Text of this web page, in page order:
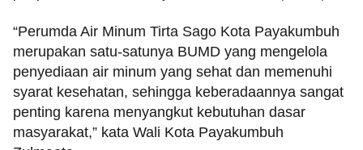
“Perumda Air Minum Tirta Sago Kota Payakumbuh
merupakan satu-satunya BUMD yang mengelola
penyediaan air minum yang sehat dan memenuhi
syarat kesehatan, sehingga keberadaannya sangat
penting karena menyangkut kebutuhan dasar
masyarakat,” kata Wali Kota Payakumbuh